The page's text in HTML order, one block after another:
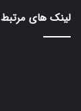
لینک های مرتبط